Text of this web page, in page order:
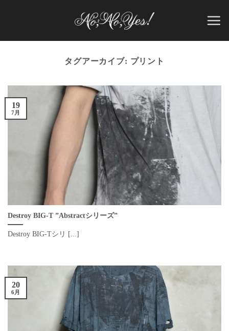
タグアーカイブ: プリント
Destroy BIG-T ”Abstractシリーズ”
Destroy BIG-Tシリ [...]
19
7月
20
6月